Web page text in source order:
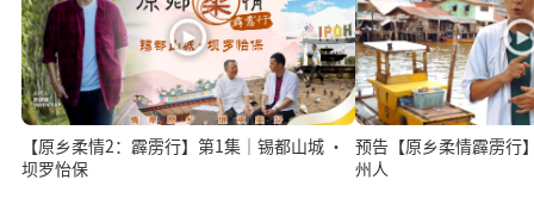
【原乡柔情2：霹雳行】第1集｜锡都山城 ·
坝罗怡保
预告【原乡柔情霹雳行
州人